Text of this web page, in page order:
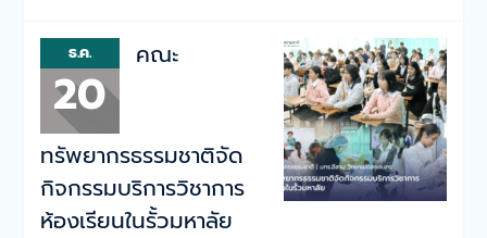
ธ.ค.
20
คณะ
ทรัพยากรธรรมชาติจัด
กิจกรรมบริการวิชาการ
ห้องเรียนในรั้วมหาลัย